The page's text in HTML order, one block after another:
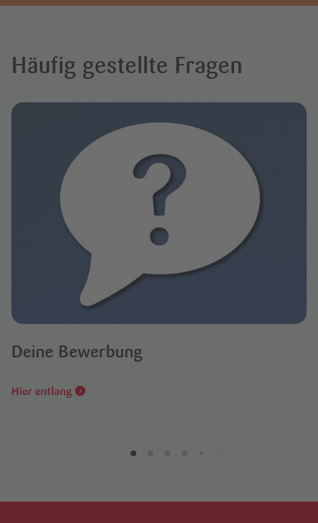
Häufig gestellte Fragen
Deine Bewerbung
Hier entlang